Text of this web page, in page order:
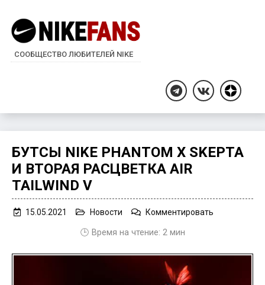
СООБЩЕСТВО ЛЮБИТЕЛЕЙ NIKE
TelegramВКонтакте
Дзен
БУТСЫ NIKE PHANTOM X SKEPTA
И ВТОРАЯ РАСЦВЕТКА AIR
TAILWIND V
15.05.2021 Новости Комментировать
🕒 Время на чтение: 2 мин